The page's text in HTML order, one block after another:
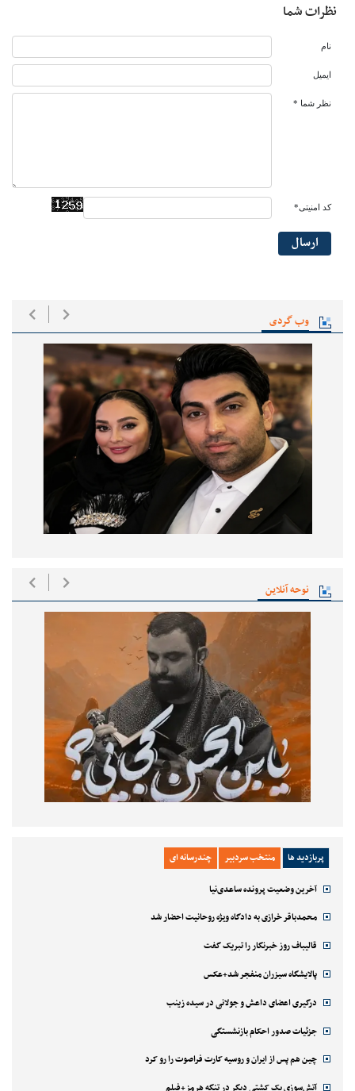
وب گردی
نوحه آنلاین
پربازدید ها منتخب سردبیر چندرسانه ای
آخرین وضعیت پرونده ساعدی‌نیا
محمدباقر خرازی به دادگاه ویژه روحانیت احضار شد
قالیباف روز خبرنگار را تبریک گفت
پالایشگاه سیزران منفجر شد+عکس
درگیری اعضای داعش و جولانی در سیده زینب
جزئیات صدور احکام بازنشستگی
چین هم پس از ایران و روسیه کارت فراصوت را رو کرد
آتش‌سوزی یک کشتی دیگر در تنگه هرمز+فیلم
نظرات شما
نام
ایمیل
نظر شما *
کد امنیتی*
ارسال